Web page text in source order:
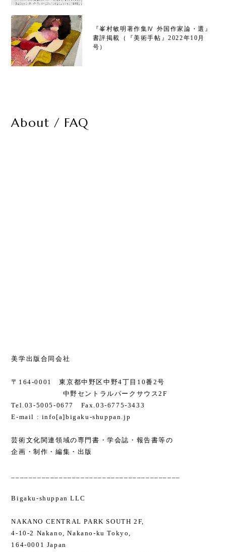
『峯村敏明著作集Ⅳ 外国作家論・選』
書評掲載（『美術手帖』2022年10月
号）
About / FAQ
美学出版合同会社
〒164-0001 東京都中野区中野4丁目10番2号
中野セントラルパークサウス2F
Tel.03-5005-0677 Fax.03-6775-3433
E-mail : info[a]bigaku-shuppan.jp
芸術文化関連領域の専門書・学会誌・報告書等の
企画・制作・編集・出版
Bigaku-shuppan LLC
NAKANO CENTRAL PARK SOUTH 2F,
4-10-2 Nakano, Nakano-ku Tokyo,
164-0001 Japan